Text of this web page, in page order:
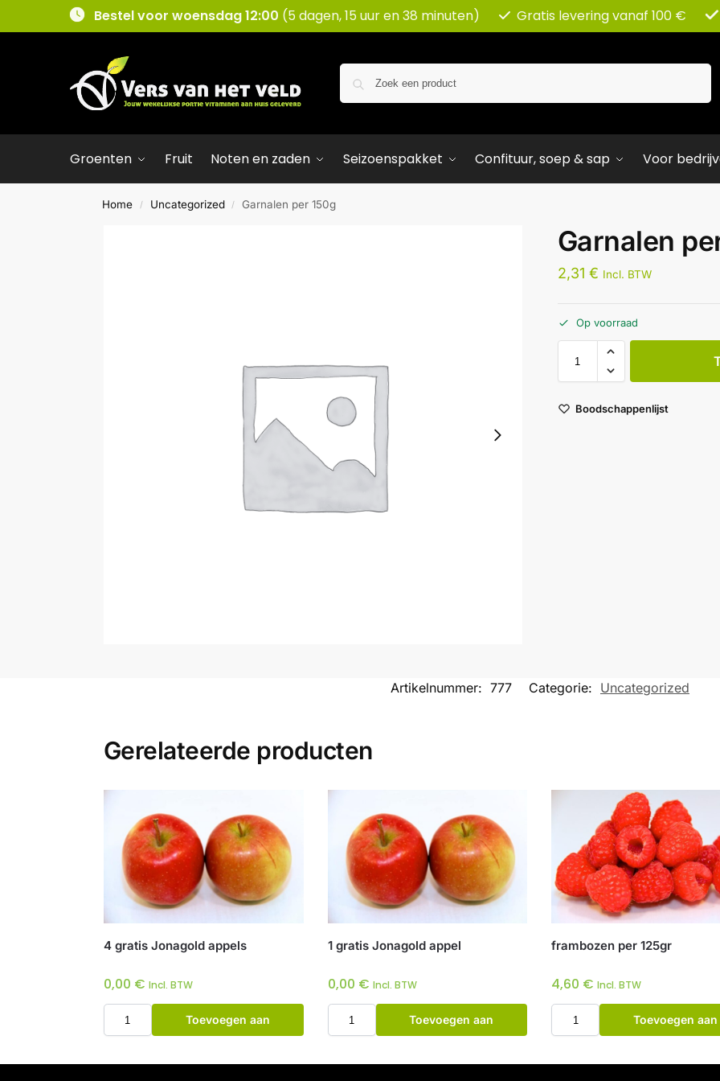
Bestel voor woensdag 12:00 (5 dagen, 15 uur en 38 minuten) Gratis levering vanaf 100 €
Groenten Fruit Noten en zaden Seizoenspakket Confituur, soep & sap Voor
Home / Uncategorized / Garnalen per 150g
Garnalen
2,31 € Incl. BTW
Op voorraad
Boodschappenlijst
Artikelnummer: 777 Categorie: Uncategorized
Gerelateerde producten
4 gratis Jonagold appels
0,00 € Incl. BTW
Toevoegen aan
1 gratis Jonagold appel
0,00 € Incl. BTW
Toevoegen aan
frambozen per 125gr
4,60 € Incl. BTW
Toevoegen aan